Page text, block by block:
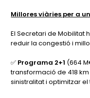
Millores viàries per a
El Secretari de Mobilitat
reduir la congestió i
✅ Programa 2+1 (664
transformació de 418
sinistralitat i optimitzar el